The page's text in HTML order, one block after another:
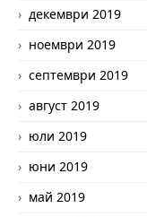
декември 2019
ноември 2019
септември 2019
август 2019
юли 2019
юни 2019
май 2019